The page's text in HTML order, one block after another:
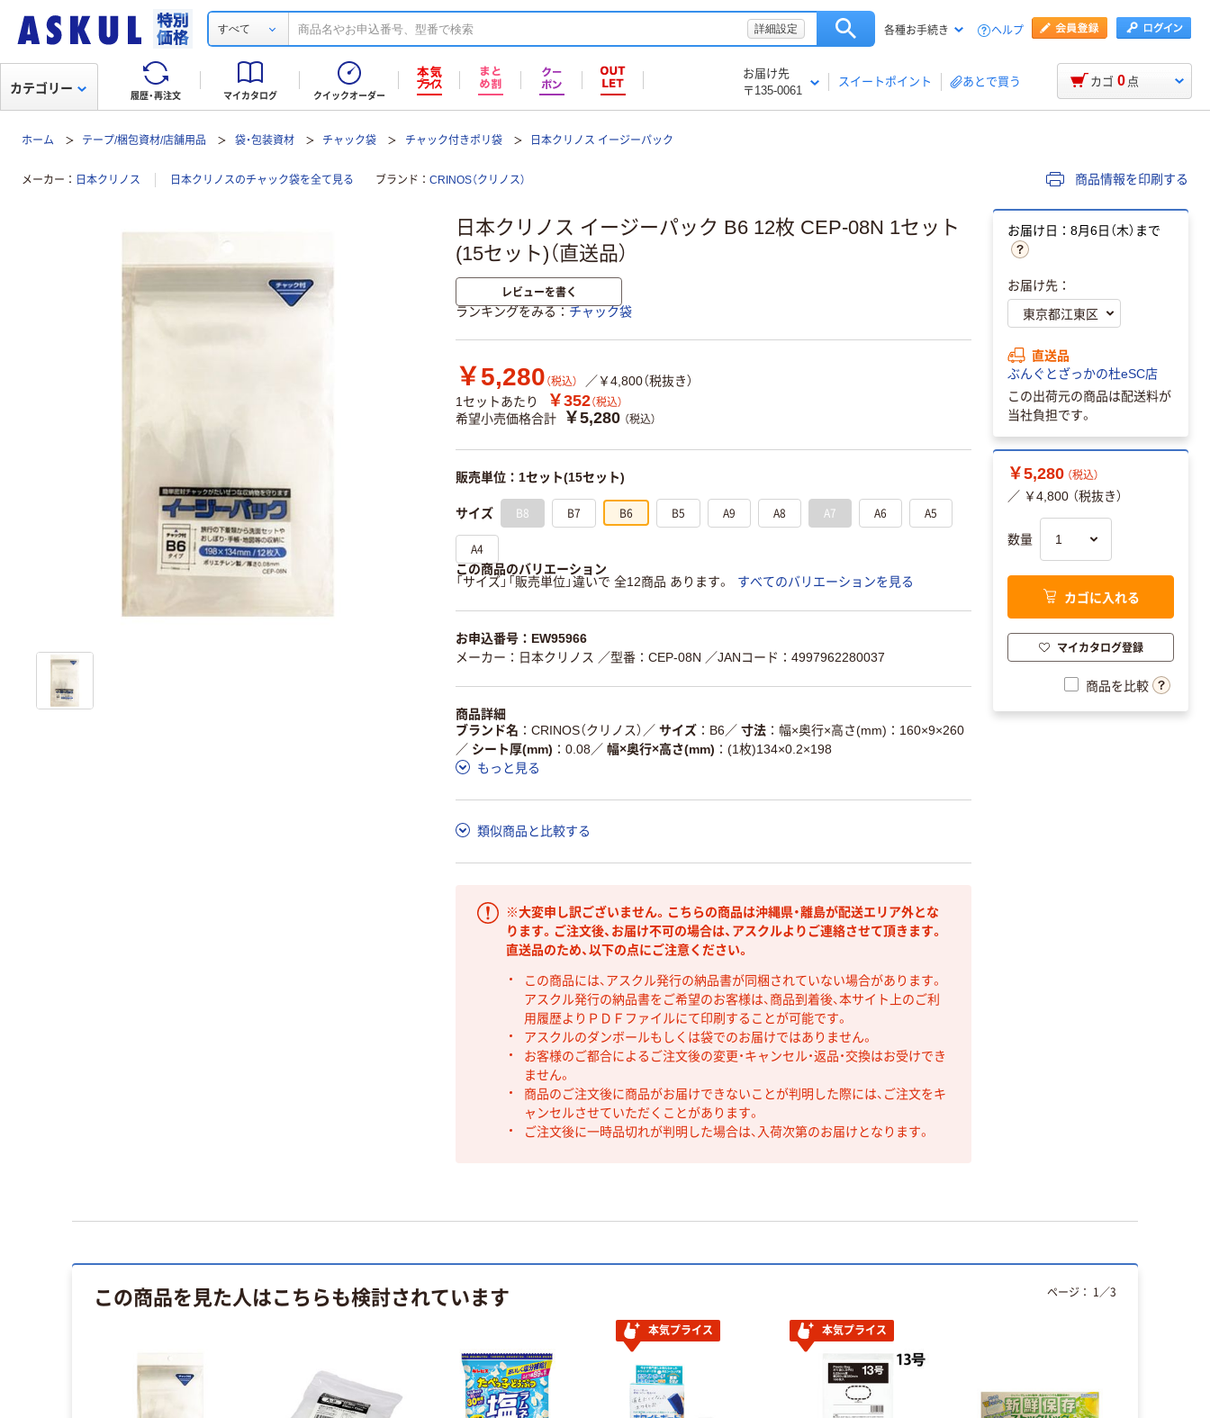
すべて 詳細設定 各種お手続き ヘルプ
履歴・再注文 マイカタログ クイックオーダー
お届け先
〒135-0061
スイートポイント あとで買う
カテゴリー カゴ 0 点
ホーム テープ/梱包資材/店舗用品 袋・包装資材 チャック袋 チャック付きポリ袋 日本クリノス イージーパック
メーカー 日本クリノス 日本クリノスのチャック袋を全て見る ブランド CRINOS（クリノス） 商品情報を印刷する
日本クリノス イージーパック B6 12枚 CEP-08N 1セット
(15セット)（直送品）
レビューを書く
ランキングをみる チャック袋
￥5,280 （税込）
／￥4,800（税抜き）
1セットあたり
￥352（税込）
希望小売価格合計 ￥5,280 （税込）
販売単位：1セット(15セット)
サイズ B8 B7 B6 B5 A9 A8 A7 A6 A5
A4
この商品のバリエーション
「サイズ」「販売単位」違いで 全12商品 あります。
すべてのバリエーションを見る
お申込番号：EW95966
メーカー：日本クリノス ／型番：CEP-08N ／JANコード：4997962280037
商品詳細
ブランド名
CRINOS（クリノス） ／ サイズ B6／ 寸法
幅×奥行×高さ(mm)：160×9×260
／ シート厚(mm) 0.08 ／ 幅×奥行×高さ(mm)
(1枚)134×0.2×198
もっと見る
類似商品と比較する
※大変申し訳ございません。こちらの商品は沖縄県・離島が配送エリア外とな
ります。ご注文後、お届け不可の場合は、アスクルよりご連絡させて頂きます。
直送品のため、以下の点にご注意ください。
この商品には、アスクル発行の納品書が同梱されていない場合があります。
アスクル発行の納品書をご希望のお客様は、商品到着後、本サイト上のご利
用履歴よりＰＤＦファイルにて印刷することが可能です。
アスクルのダンボールもしくは袋でのお届けではありません。
お客様のご都合によるご注文後の変更・キャンセル・返品・交換はお受けでき
ません。
商品のご注文後に商品がお届けできないことが判明した際には、ご注文をキ
ャンセルさせていただくことがあります。
ご注文後に一時品切れが判明した場合は、入荷次第のお届けとなります。
お届け日：8月6日（木）まで
お届け先：
直送品
ぶんぐとざっかの杜eSC店
この出荷元の商品は配送料が
当社負担です。
￥5,280 （税込）
／ ￥4,800 （税抜き）
数量
カゴに入れる
マイカタログ登録
商品を比較
この商品を見た人はこちらも検討されています
本気プライス 本気プライス
ページ： 1 ／3